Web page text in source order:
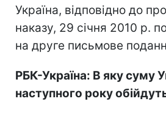
Україна, відповідно до
наказу, 29 січня 2010 р.
на друге письмове
РБК-Україна: В яку суму
наступного року